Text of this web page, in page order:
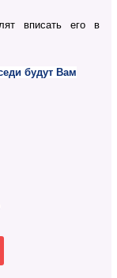
вписать его в
будут Вам